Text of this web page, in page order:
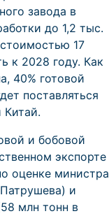
завода в
до 1,2 тыс.
17
к 2028 году. Как
40% готовой
поставляться
Китай.
и бобовой
экспорте
оценке министра
и
млн тонн в